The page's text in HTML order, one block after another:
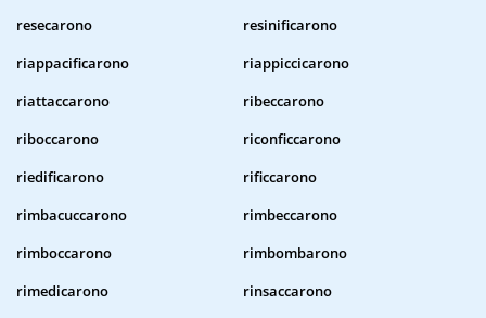
resecarono
resinificarono
riappacificarono
riappiccicarono
riattaccarono
ribeccarono
riboccarono
riconficcarono
riedificarono
rificcarono
rimbacuccarono
rimbeccarono
rimboccarono
rimbombarono
rimedicarono
rinsaccarono